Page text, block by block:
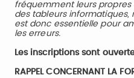
fréquemment leurs propres
des tableurs informatiques,
est donc essentielle pour
les erreurs.
Les inscriptions sont
RAPPEL CONCERNANT LA